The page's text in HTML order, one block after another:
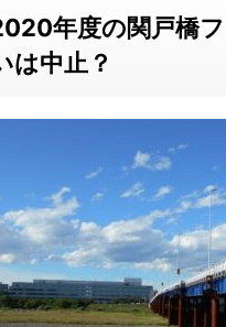
年度の関戸橋
は中止？